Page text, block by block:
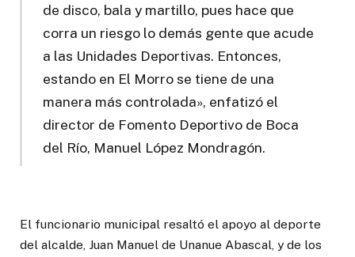
de disco, bala y martillo, pues hace que
corra un riesgo lo demás gente que acude
a las Unidades Deportivas. Entonces,
estando en El Morro se tiene de una
manera más controlada», enfatizó el
director de Fomento Deportivo de Boca
del Río, Manuel López Mondragón.
El funcionario municipal resaltó el apoyo al deporte
del alcalde, Juan Manuel de Unanue Abascal, y de los